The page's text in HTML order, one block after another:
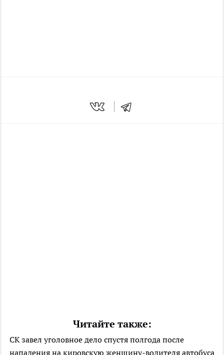
Читайте также:
СК завел уголовное дело спустя полгода после
нападения на кировскую женщину-водителя автобуса